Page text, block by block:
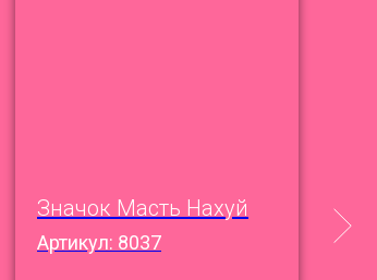
Значок Масть Нахуй
Артикул: 8037